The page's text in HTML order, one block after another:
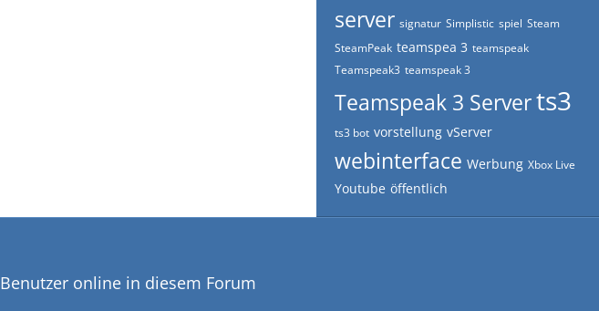
server signatur Simplistic spiel Steam
SteamPeak teamspea 3 teamspeak
Teamspeak3 teamspeak 3
Teamspeak 3 Serverts3
ts3 bot vorstellung vServer
webinterface Werbung Xbox Live
Youtube öffentlich
Benutzer online in diesem Forum